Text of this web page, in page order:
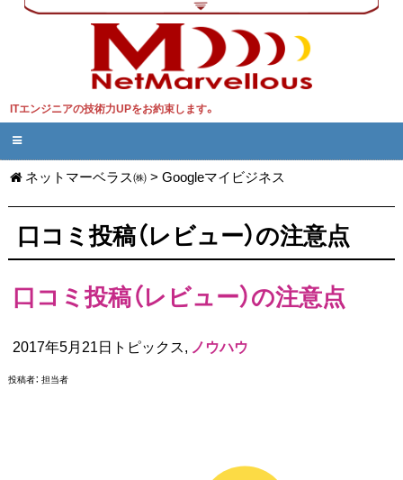
ITエンジニアの技術力UPをお約束します。
ネットマーベラス㈱> Googleマイビジネス
口コミ投稿（レビュー）の注意点
口コミ投稿（レビュー）の注意点
2017年5月21日トピックス, ノウハウ
投稿者： 担当者